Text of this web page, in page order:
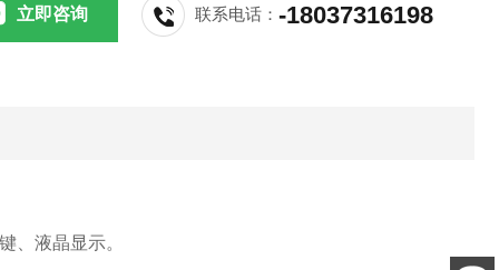
立即咨询 联系电话：-18037316198
、液晶显示。